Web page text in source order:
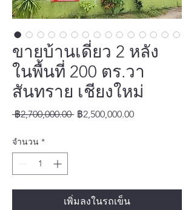
ขายบ้านเดี่ยว 2 หลัง
ในพื้นที่ 200 ตร.วา
สันทราย เชียงใหม่
฿2,700,000.00 ราคา
฿2,500,000.00ราคา
จำนวน *
เพิ่มลงในรถเข็น